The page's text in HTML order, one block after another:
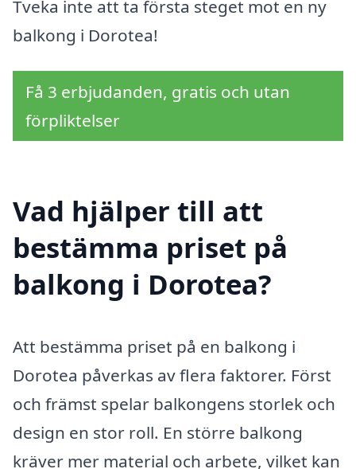
Tveka inte att ta första steget mot en ny
balkong i Dorotea!
Få 3 erbjudanden, gratis och utan
förpliktelser
Vad hjälper till att
bestämma priset på
balkong i Dorotea?
Att bestämma priset på en balkong i
Dorotea påverkas av flera faktorer. Först
och främst spelar balkongens storlek och
design en stor roll. En större balkong
kräver mer material och arbete, vilket kan